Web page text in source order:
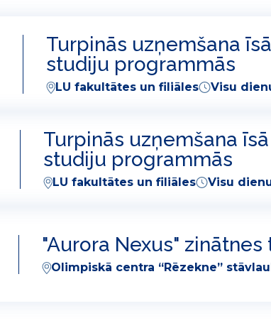
Turpinās uzņemšana
studiju programmās
LU fakultātes un filiāles Visu
Turpinās uzņemšana
studiju programmās
LU fakultātes un filiāles Visu
"Aurora Nexus" zinātnes
Olimpiskā centra “Rēzekne”